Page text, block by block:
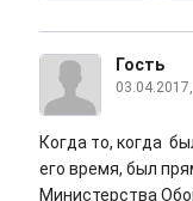
Гость
Когда то, когда
его время, был
Министерства